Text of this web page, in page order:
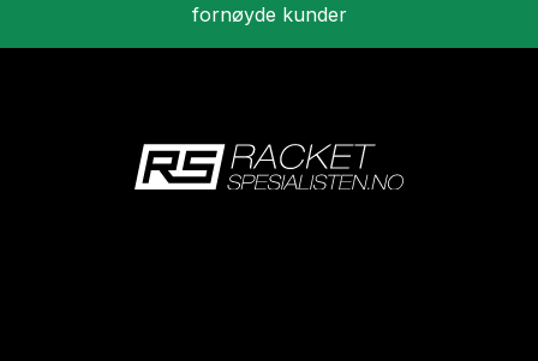
fornøyde kunder